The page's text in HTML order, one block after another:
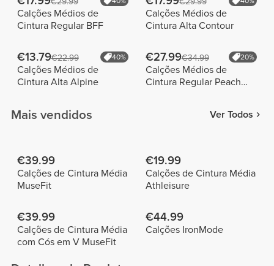
Calções Médios de
Cintura Regular BFF
Calções Médios de
Cintura Alta Contour
€13.79€22.99 40%
Calções Médios de
Cintura Alta Alpine
€27.99€34.99 20%
Calções Médios de
Cintura Regular Peach
Mais vendidos Ver Todos
€39.99
Calções de Cintura Média
MuseFit
€19.99
Calções de Cintura Média
Athleisure
€39.99
Calções de Cintura Média
com Cós em V MuseFit
€44.99
Calções IronMode